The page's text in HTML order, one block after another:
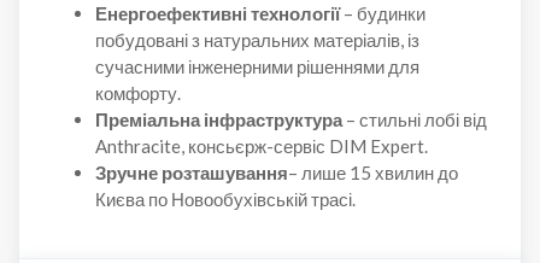
Енергоефективні технології– будинки
побудовані з натуральних матеріалів, із
сучасними інженерними рішеннями для
комфорту.
Преміальна інфраструктура– стильні лобі від
Anthracite, консьєрж-сервіс DIM Expert.
Зручне розташування– лише 15 хвилин до
Києва по Новообухівській трасі.